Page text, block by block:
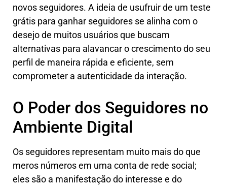
novos seguidores. A ideia de usufruir de um teste
grátis para ganhar seguidores se alinha com o
desejo de muitos usuários que buscam
alternativas para alavancar o crescimento do seu
perfil de maneira rápida e eficiente, sem
comprometer a autenticidade da interação.
O Poder dos Seguidores no
Ambiente Digital
Os seguidores representam muito mais do que
meros números em uma conta de rede social;
eles são a manifestação do interesse e do